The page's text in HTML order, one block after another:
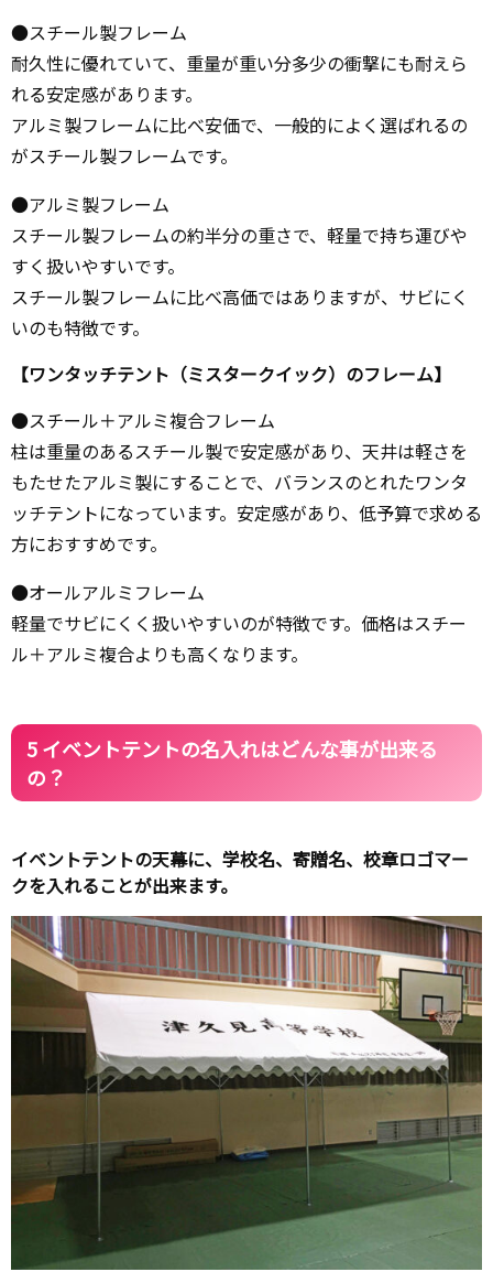
●スチール製フレーム
耐久性に優れていて、重量が重い分多少の衝撃にも耐えら
れる安定感があります。
アルミ製フレームに比べ安価で、一般的によく選ばれるの
がスチール製フレームです。
●アルミ製フレーム
スチール製フレームの約半分の重さで、軽量で持ち運びや
すく扱いやすいです。
スチール製フレームに比べ高価ではありますが、サビにく
いのも特徴です。
【ワンタッチテント（ミスタークイック）のフレーム】
●スチール＋アルミ複合フレーム
柱は重量のあるスチール製で安定感があり、天井は軽さを
もたせたアルミ製にすることで、バランスのとれたワンタ
ッチテントになっています。安定感があり、低予算で求める
方におすすめです。
●オールアルミフレーム
軽量でサビにくく扱いやすいのが特徴です。価格はスチー
ル＋アルミ複合よりも高くなります。
5 イベントテントの名入れはどんな事が出来る
の？
イベントテントの天幕に、学校名、寄贈名、校章ロゴマー
クを入れることが出来ます。